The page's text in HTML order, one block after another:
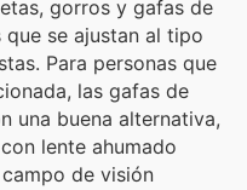
gorros y gafas de
se ajustan al tipo
Para personas que
las gafas de
una buena alternativa,
de visión